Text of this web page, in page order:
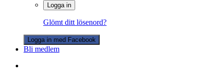
Logga in
Glömt ditt lösenord?
Logga in med Facebook
Bli medlem